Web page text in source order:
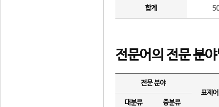
합계
전문어의 전문 분
전문 분야
표제
대분류
중분류